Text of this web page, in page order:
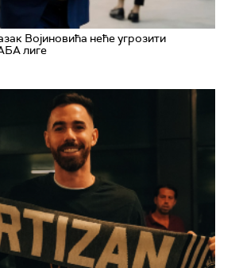
Војиновића неће угрозити
лиге